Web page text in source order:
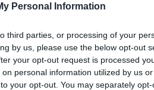
Personal Information
third parties, or processing of your
by us, please use the below opt-out
your opt-out request is processed
personal information utilized by us
your opt-out. You may separately
le vite, le
6